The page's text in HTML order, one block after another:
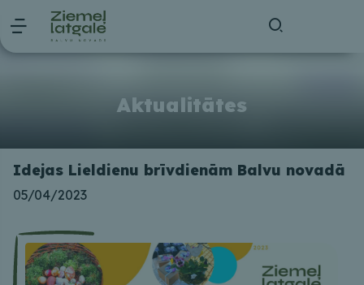
Aktualitātes
Idejas Lieldienu brīvdienām Balvu novadā
05/04/2023